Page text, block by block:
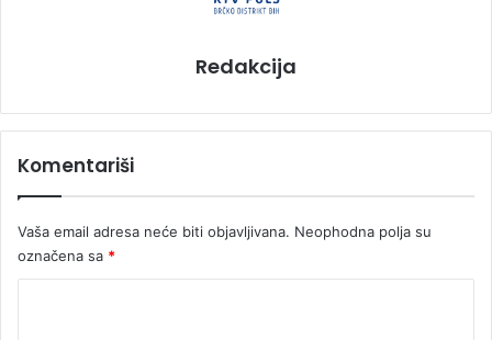
Redakcija
Komentariši
Vaša email adresa neće biti objavljivana. Neophodna polja su
označena sa *